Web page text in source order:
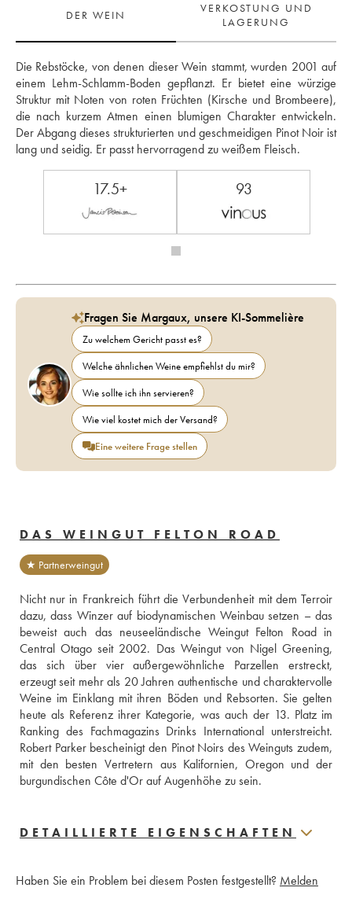
DER WEIN
VERKOSTUNG UND
LAGERUNG
Die Rebstöcke, von denen dieser Wein stammt, wurden 2001 auf
einem Lehm-Schlamm-Boden gepflanzt. Er bietet eine würzige
Struktur mit Noten von roten Früchten (Kirsche und Brombeere),
die nach kurzem Atmen einen blumigen Charakter entwickeln.
Der Abgang dieses strukturierten und geschmeidigen Pinot Noir ist
lang und seidig. Er passt hervorragend zu weißem Fleisch.
17.5+ 93
Fragen Sie Margaux, unsere KI-Sommelière
Zu welchem Gericht passt es?
Welche ähnlichen Weine empfiehlst du mir?
Wie sollte ich ihn servieren?
Wie viel kostet mich der Versand?
Eine weitere Frage stellen
DAS WEINGUT FELTON ROAD
★ Partnerweingut
Nicht nur in Frankreich führt die Verbundenheit mit dem Terroir
dazu, dass Winzer auf biodynamischen Weinbau setzen – das
beweist auch das neuseeländische Weingut Felton Road in
Central Otago seit 2002. Das Weingut von Nigel Greening,
das sich über vier außergewöhnliche Parzellen erstreckt,
erzeugt seit mehr als 20 Jahren authentische und charaktervolle
Weine im Einklang mit ihren Böden und Rebsorten. Sie gelten
heute als Referenz ihrer Kategorie, was auch der 13. Platz im
Ranking des Fachmagazins Drinks International unterstreicht.
Robert Parker bescheinigt den Pinot Noirs des Weinguts zudem,
mit den besten Vertretern aus Kalifornien, Oregon und der
burgundischen Côte d'Or auf Augenhöhe zu sein.
DETAILLIERTE EIGENSCHAFTEN
Haben Sie ein Problem bei diesem Posten festgestellt? Melden